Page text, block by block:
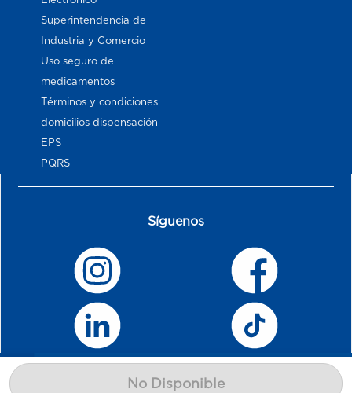
No Disponible
Superintendencia de
Industria y Comercio
Uso seguro de
medicamentos
Términos y condiciones
domicilios dispensación
EPS
PQRS
Síguenos